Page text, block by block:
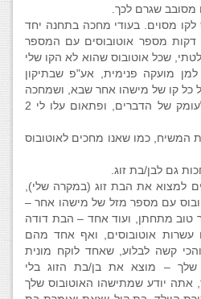
מסובב שגרם לכך.
לקו מסוים. בעודי מחכה בתחנה יחד
עם עוד אנשים, עברו תוך 5 דקות מספר אוטובוסים עם המספר
שכל אוטובוס שהוא לא הקו שלי
מועקה פנימית, אע"פ שבתיקון
כל קו של מישהו אחר שבא, ושמחכה
כמוני. ואז ניסיתי להסתכל לעומק של הדברים, ופתאום עלו לי 2
המשיח, כמו שאנו מחכים לאוטובוס
למצוא את הבת זוג (במקרה שלי),
עם מספר מזל של מישהו אחר –
טוב מתחתן, ועוד אחד – הבת דודה
אוטובוסים, ואף אחד מהם
קשה לבלוע, שאחד לוקח מונית
שלך – מוצא את בן/בת הזוג בלי
יודע שמתישהו האוטובוס שלך